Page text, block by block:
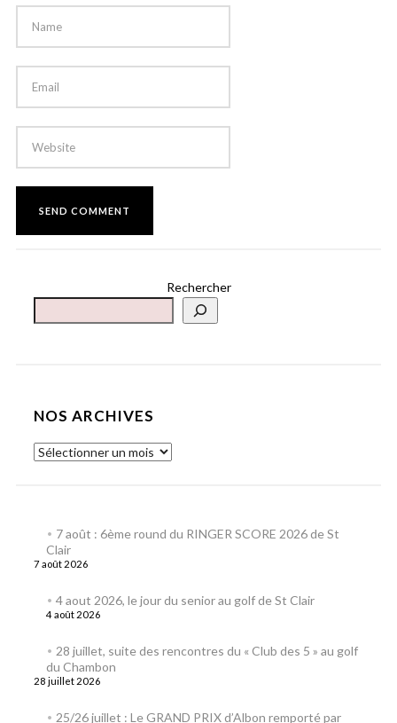
Rechercher
NOS ARCHIVES
7 août : 6ème round du RINGER SCORE 2026 de St
Clair
7 août 2026
4 aout 2026, le jour du senior au golf de St Clair
4 août 2026
28 juillet, suite des rencontres du « Club des 5 » au golf
du Chambon
28 juillet 2026
25/26 juillet : Le GRAND PRIX d’Albon remporté par